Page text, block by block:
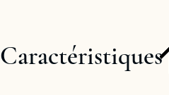
Caractéristiques